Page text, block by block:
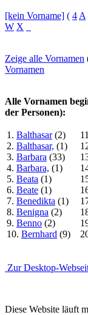
[kein Vorname] ( 4 A
W X
Zeige alle Vornamen
Vornamen
Alle Vornamen
der Personen):
1. Balthasar(2)
2. Balthasar, (1)
3. Barbara (33)
4. Barbara, (1)
5. Beata (1)
6. Beate (1)
7. Benedikta (1)
8. Benigna (2)
9. Benno (2)
10. Bernhard (9)
Zur Desktop-
Diese Website läuft